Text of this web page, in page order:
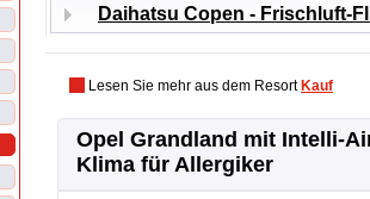
Daihatsu Copen - Frischluft-
Lesen Sie mehr aus dem Resort Kauf
Opel Grandland mit Intelli-
Klima für Allergiker